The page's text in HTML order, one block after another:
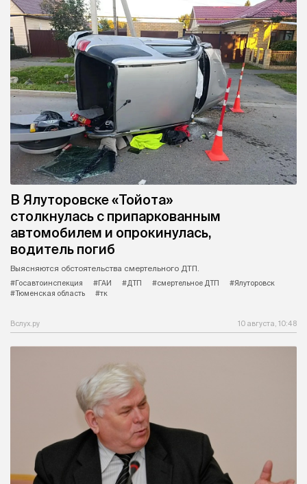
В Ялуторовске «Тойота»
столкнулась с припаркованным
автомобилем и опрокинулась,
водитель погиб
Выясняются обстоятельства смертельного ДТП.
#Госавтоинспекция
#ГАИ #ДТП #смертельное ДТП
#Ялуторовск
#Тюменская область
#тк
Вслух.ру 10 августа, 10:48